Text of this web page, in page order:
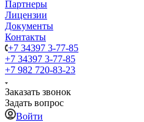
Партнеры
Лицензии
Документы
Контакты
+7 34397 3-77-85
+7 34397 3-77-85
+7 982 720-83-23
Заказать звонок
Задать вопрос
Войти